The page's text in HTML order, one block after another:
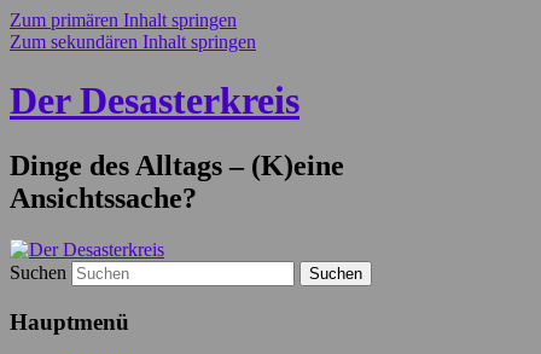
Zum primären Inhalt springen
Zum sekundären Inhalt springen
Der Desasterkreis
Dinge des Alltags – (K)eine
Ansichtssache?
Suchen
Hauptmenü